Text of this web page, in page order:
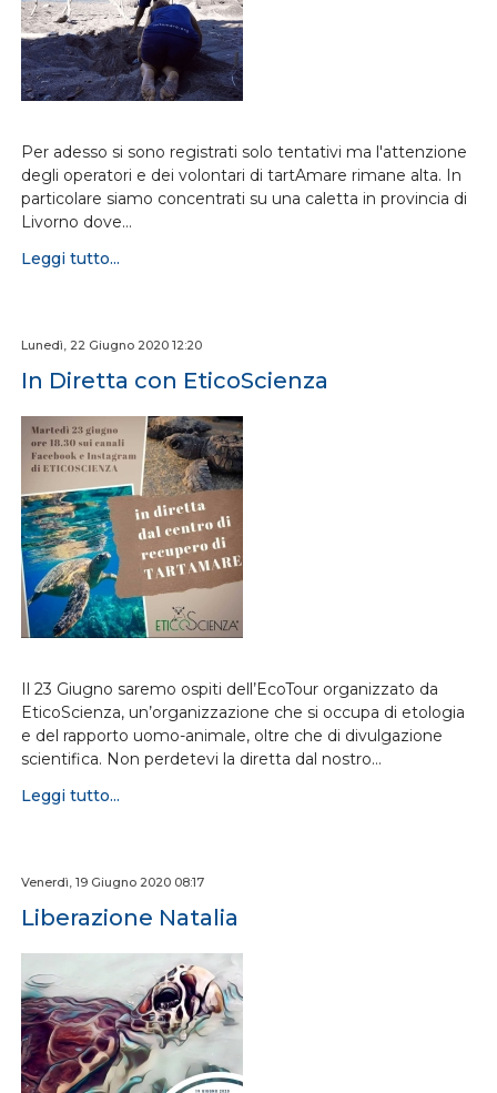
Per adesso si sono registrati solo tentativi ma l'attenzione
degli operatori e dei volontari di tartAmare rimane alta. In
particolare siamo concentrati su una caletta in provincia di
Livorno dove…
Leggi tutto...
Lunedì, 22 Giugno 2020 12:20
In Diretta con EticoScienza
Il 23 Giugno saremo ospiti dell’EcoTour organizzato da
EticoScienza, un’organizzazione che si occupa di etologia
e del rapporto uomo-animale, oltre che di divulgazione
scientifica. Non perdetevi la diretta dal nostro…
Leggi tutto...
Venerdì, 19 Giugno 2020 08:17
Liberazione Natalia